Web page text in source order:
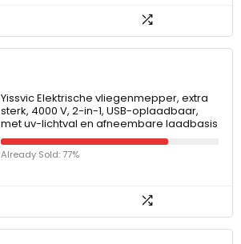
Yissvic Elektrische vliegenmepper, extra
sterk, 4000 V, 2-in-1, USB-oplaadbaar,
met uv-lichtval en afneembare laadbasis
Already Sold: 77%